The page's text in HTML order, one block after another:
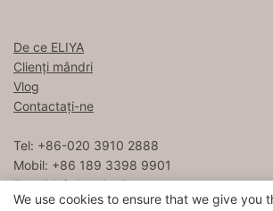
De ce ELIYA
Clienți mândri
Vlog
Contactaţi-ne
Tel: +86-020 3910 2888
Mobil: +86 189 3398 9901
E-mail:info8@eliyalinen.com
We use cookies to ensure that we give you